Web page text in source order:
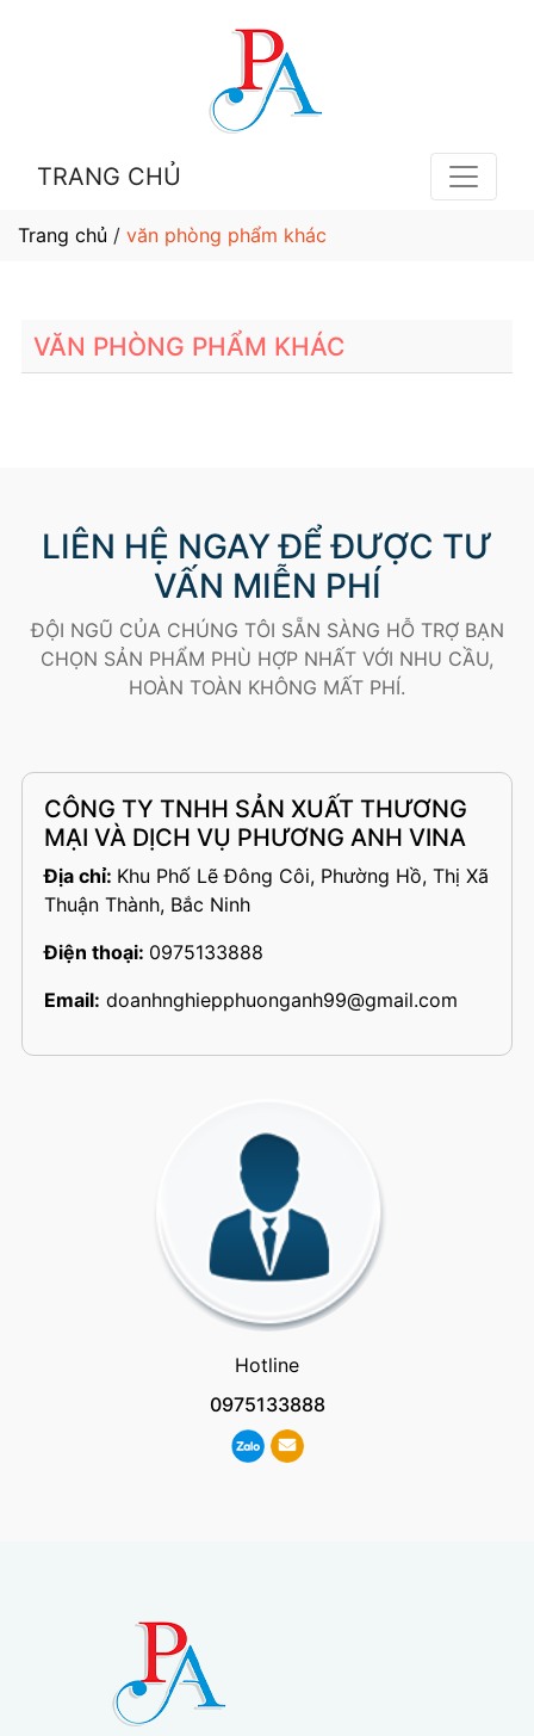
TRANG CHỦ
Trang chủ / văn phòng phẩm khác
VĂN PHÒNG PHẨM KHÁC
LIÊN HỆ NGAY ĐỂ ĐƯỢC TƯ
VẤN MIỄN PHÍ
ĐỘI NGŨ CỦA CHÚNG TÔI SẴN SÀNG HỖ TRỢ BẠN
CHỌN SẢN PHẨM PHÙ HỢP NHẤT VỚI NHU CẦU,
HOÀN TOÀN KHÔNG MẤT PHÍ.
CÔNG TY TNHH SẢN XUẤT THƯƠNG
MẠI VÀ DỊCH VỤ PHƯƠNG ANH VINA
Địa chỉ: Khu Phố Lẽ Đông Côi, Phường Hồ, Thị Xã
Thuận Thành, Bắc Ninh
Điện thoại: 0975133888
Email: doanhnghiepphuonganh99@gmail.com
Hotline
0975133888